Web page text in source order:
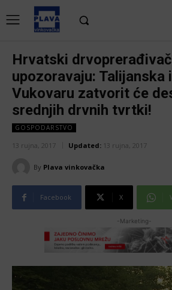
Hrvatski
upozoravaju: Talijanska
Vukovaru zatvorit će
srednjih drvnih tvrtki!
GOSPODARSTVO
13 rujna, 2017 Updated: 13 rujna, 2017
By Plava vinkovačka
Facebook X
-Marketing-